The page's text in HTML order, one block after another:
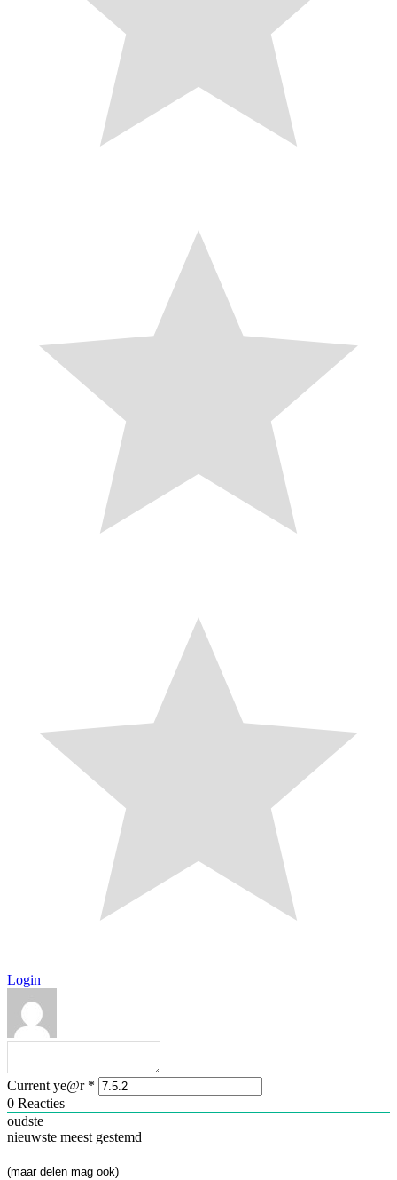
Login
Current ye@r *
0 Reacties
oudste
nieuwste meest gestemd
(maar delen mag ook)